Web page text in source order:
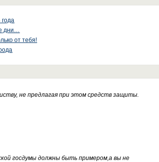
дни…
от тебя!
не предлагая при этом средств защиты.
госдумы должны быть примером,а вы не